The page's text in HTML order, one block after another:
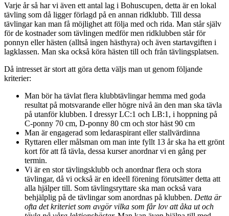
Varje år så har vi även ett antal lag i Bohuscupen, detta är en lokal
tävling som då ligger förlagd på en annan ridklubb. Till dessa
tävlingar kan man få möjlighet att följa med och rida. Man står själv
för de kostnader som tävlingen medför men ridklubben står för
ponnyn eller hästen (alltså ingen hästhyra) och även startavgiften i
lagklassen. Man ska också köra hästen till och från tävlingsplatsen.
Då intresset är stort att göra detta väljs man ut genom följande
kriterier:
Man bör ha tävlat flera klubbtävlingar hemma med goda
resultat på motsvarande eller högre nivå än den man ska tävla
på utanför klubben. I dressyr LC:1 och LB:1, i hoppning på
C-ponny 70 cm, D-ponny 80 cm och stor häst 90 cm
Man är engagerad som ledaraspirant eller stallvärdinna
Ryttaren eller målsman om man inte fyllt 13 år ska ha ett grönt
kort för att få tävla, dessa kurser anordnar vi en gång per
termin.
Vi är en stor tävlingsklubb och anordnar flera och stora
tävlingar, då vi också är en ideell förening förutsätter detta att
alla hjälper till. Som tävlingsryttare ska man också vara
behjälplig på de tävlingar som anordnas på klubben. Detta är
ofta det kriteriet som avgör vilka som får lov att åka ut och